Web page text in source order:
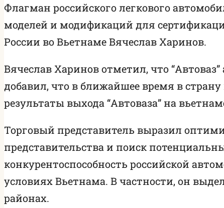
Флагман российского легкового
моделей и модификаций для
России во Вьетнаме Вячеслав Харинов.
Вячеслав Харинов отметил, что
добавил, что в ближайшее время в страну
результаты выхода “Автоваза” на
Торговый представитель выразил
представительства и поиск
конкурентоспособность российской
условиях Вьетнама. В частности, он
районах.